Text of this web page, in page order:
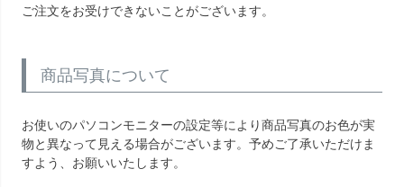
ご注文をお受けできないことがございます。
商品写真について
お使いのパソコンモニターの設定等により商品写真のお色が実
物と異なって見える場合がございます。予めご了承いただけま
すよう、お願いいたします。